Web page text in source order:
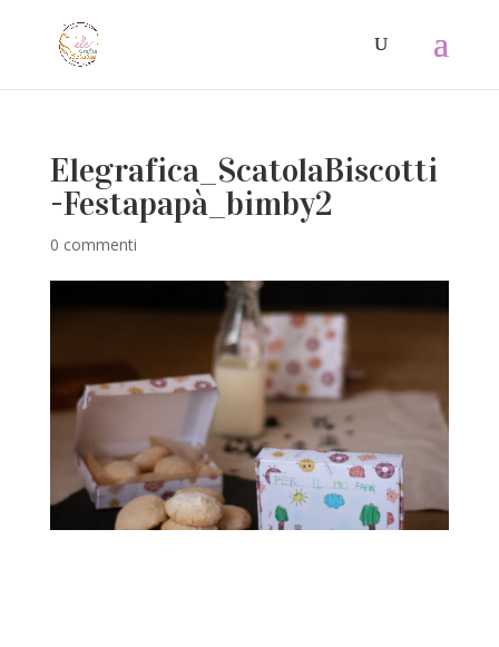
Elegrafica_ScatolaBiscotti
-Festapapà_bimby2
0 commenti